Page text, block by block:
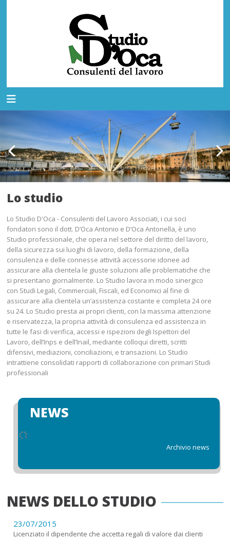
Lo studio
Lo Studio D'Oca - Consulenti del Lavoro Associati, i cui soci
fondatori sono il dott. D’Oca Antonio e D’Oca Antonella, è uno
Studio professionale, che opera nel settore del diritto del lavoro,
della sicurezza sui luoghi di lavoro, della formazione, della
consulenza e delle connesse attività accessorie idonee ad
assicurare alla clientela le giuste soluzioni alle problematiche che
si presentano giornalmente. Lo Studio lavora in modo sinergico
con Studi Legali, Commerciali, Fiscali, ed Economici al fine di
assicurare alla clientela un’assistenza costante e completa 24 ore
su 24. Lo Studio presta ai propri clienti, con la massima attenzione
e riservatezza, la propria attività di consulenza ed assistenza in
tutte le fasi di verifica, accessi e ispezioni degli Ispettori del
Lavoro, dell’Inps e dell’Inail, mediante colloqui diretti, scritti
difensivi, mediazioni, conciliazioni, e transazioni. Lo Studio
intrattiene consolidati rapporti di collaborazione con primari Studi
professionali
NEWS
Archivio news
NEWS DELLO STUDIO
23/07/2015
Licenziato il dipendente che accetta regali di valore dai clienti